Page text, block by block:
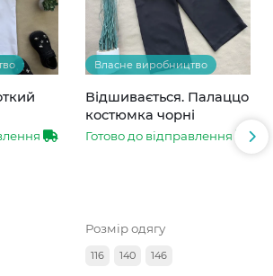
Власне виробництво
Відшивається. Палаццо
костюмка чорні
Готово до відправлення
Розмір одягу
116 140 146